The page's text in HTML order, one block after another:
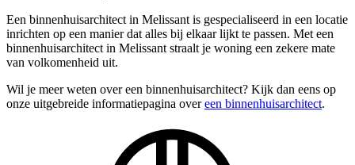
Een binnenhuisarchitect in Melissant is gespecialiseerd in een locatie
inrichten op een manier dat alles bij elkaar lijkt te passen. Met een
binnenhuisarchitect in Melissant straalt je woning een zekere mate
van volkomenheid uit.
Wil je meer weten over een binnenhuisarchitect? Kijk dan eens op
onze uitgebreide informatiepagina overeen binnenhuisarchitect.